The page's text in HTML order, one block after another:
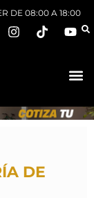
DE 08:00 A 18:00
DE